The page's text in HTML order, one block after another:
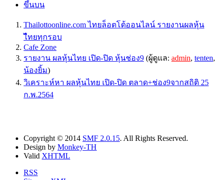
ขึ้นบน
Thailottoonline.com ไทยล็อตโต้ออนไลน์ รายงานผลหุ้น
ไืทยทุกรอบ
Cafe Zone
รายงาน ผลหุ้นไทย เปิด-ปิด หุ้นช่อง9 (ผู้ดูแล: admin, tenten,
น้องยิ้ม)
วิเคราะห์หา ผลหุ้นไทย เปิด-ปิด ตลาด+ช่อง9จากสถิติ 25
ก.พ.2564
Copyright © 2014 SMF 2.0.15. All Rights Reserved.
Design by Monkey-TH
Valid XHTML
RSS